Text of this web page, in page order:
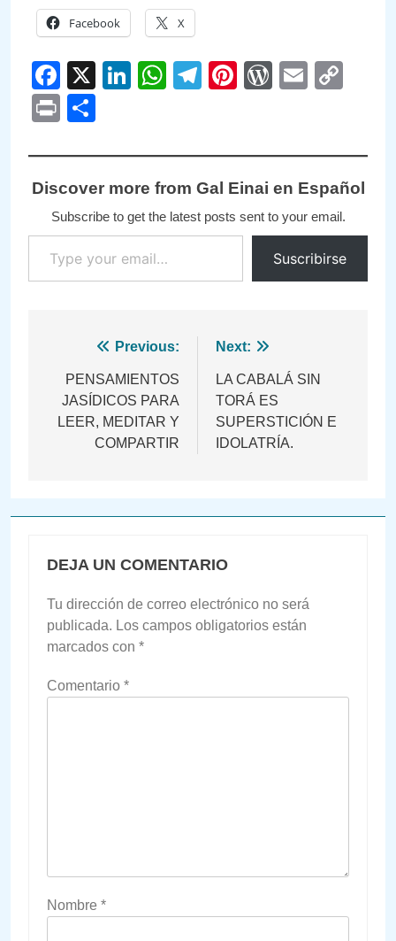
Facebook X
Facebook
X LinkedIn
WhatsApp
Telegram
PinterestEmail
Print
Discover more from Gal Einai en Español
Subscribe to get the latest posts sent to your email.
Type your email…
Suscribirse
Navegación
de
entradas
Previous:
PENSAMIENTOS
JASÍDICOS PARA
LEER, MEDITAR Y
COMPARTIR
Next:
LA CABALÁ SIN
TORÁ ES
SUPERSTICIÓN E
IDOLATRÍA.
DEJA UN COMENTARIO
Tu dirección de correo electrónico no será
publicada. Los campos obligatorios están
marcados con *
Comentario *
Nombre *